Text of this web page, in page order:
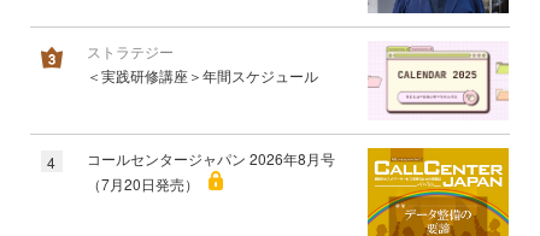
ストラテジー
＜実践研修講座＞年間スケジュール
4
コールセンタージャパン 2026年8月号
（7月20日発売）